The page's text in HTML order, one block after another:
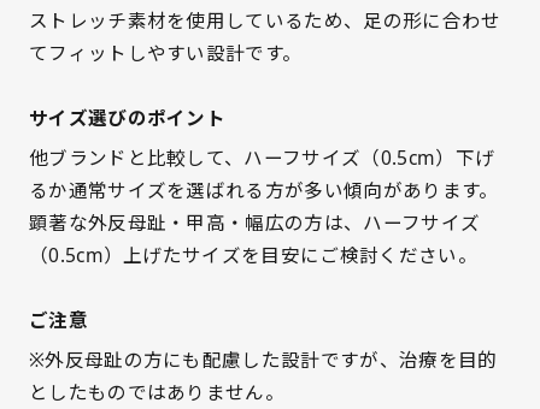
23.5cm ○ 在庫あり
24.5cm 入荷お知らせ
ストレッチ素材を使用しているため、足の形に合わせ
てフィットしやすい設計です。
サイズ選びのポイント
他ブランドと比較して、ハーフサイズ（0.5cm）下げ
るか通常サイズを選ばれる方が多い傾向があります。
顕著な外反母趾・甲高・幅広の方は、ハーフサイズ
（0.5cm）上げたサイズを目安にご検討ください。
ご注意
※外反母趾の方にも配慮した設計ですが、治療を目的
としたものではありません。